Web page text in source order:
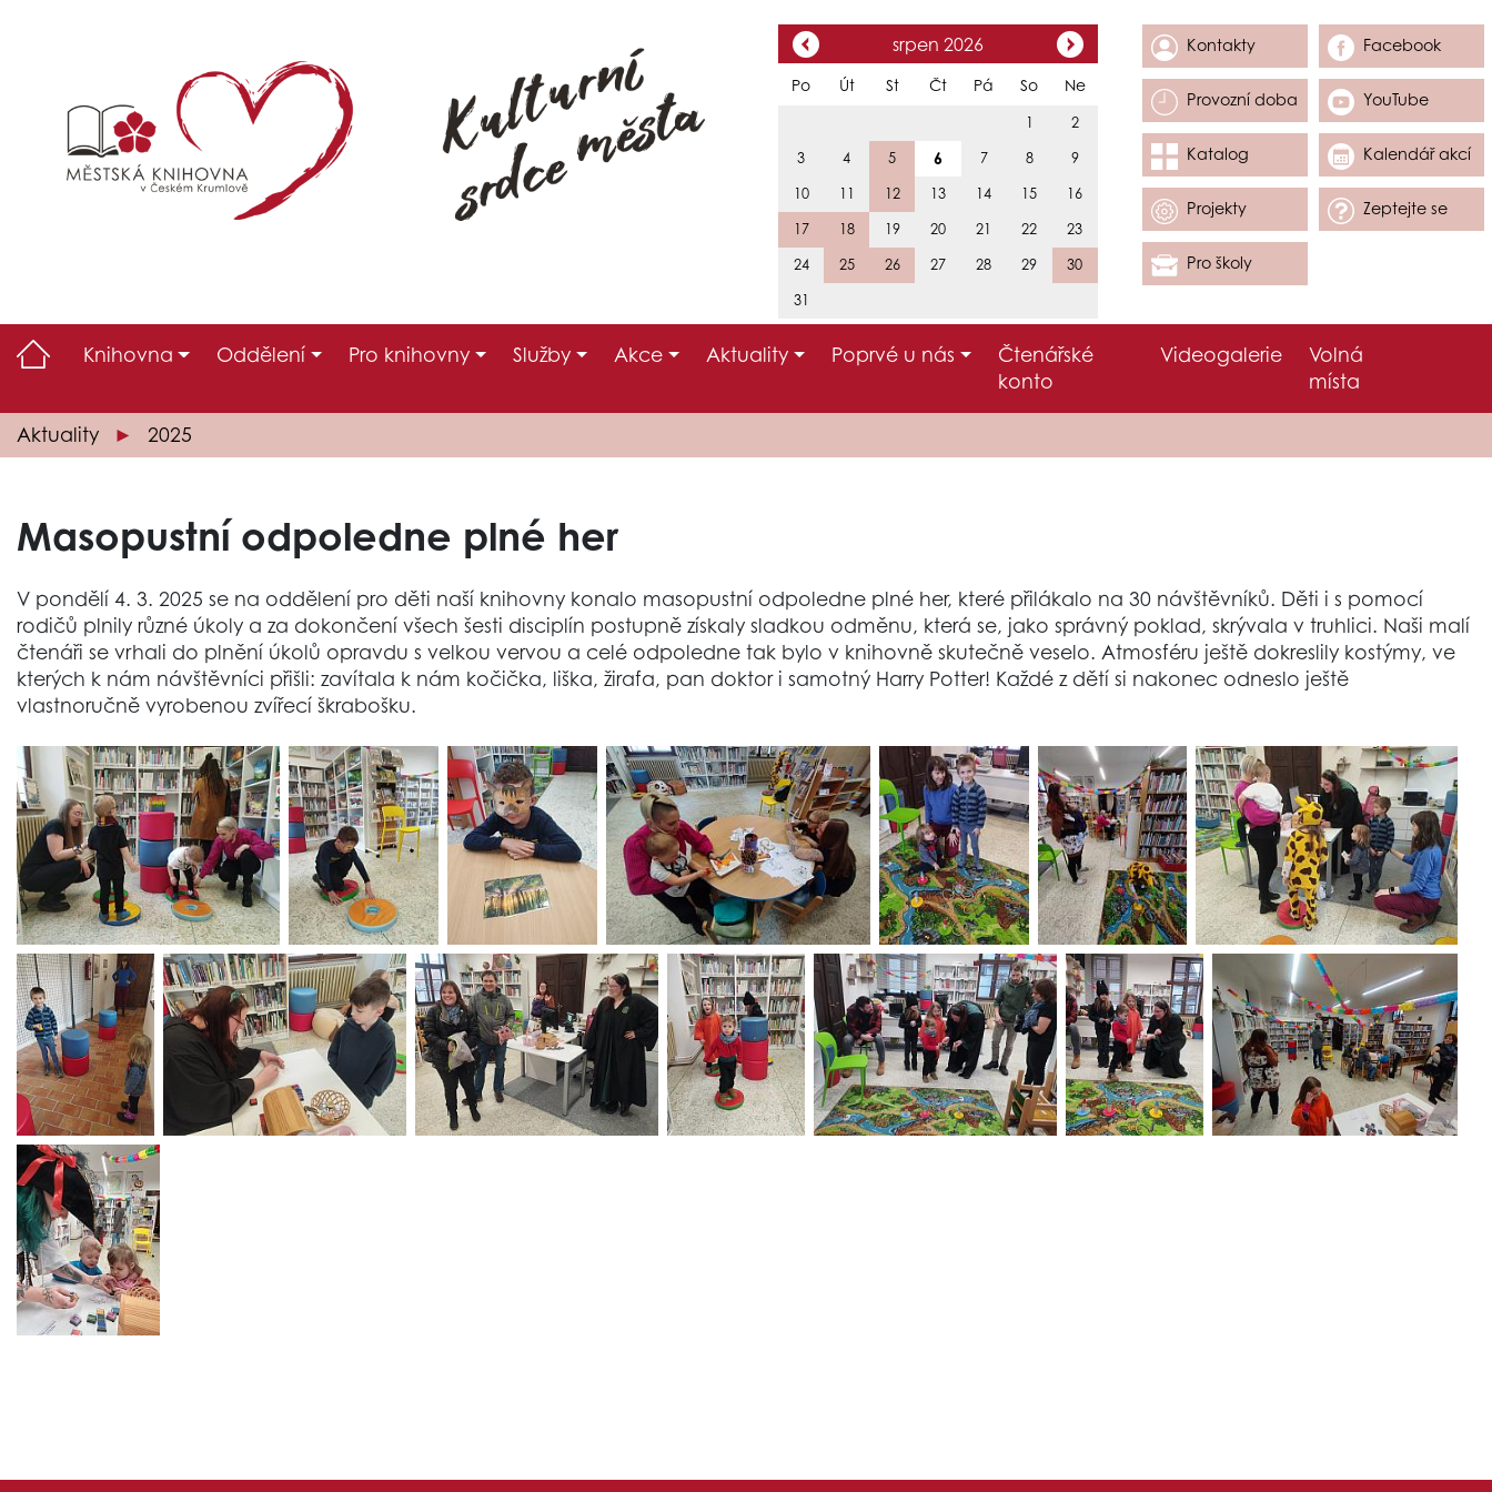
srpen 2026
Po Út St Čt Pá So Ne
1 2
3 4 5 6 7 8 9
10 11 12 13 14 15 16
17 18 19 20 21 22 23
24 25 26 27 28 29 30
31
Kontakty Facebook
Provozní doba YouTube
Katalog Kalendář akcí
Projekty Zeptejte se
Pro školy
Knihovna Oddělení Pro knihovny Služby Akce Aktuality Poprvé u nás
Čtenářské
konto
Videogalerie
Volná
místa
Aktuality 2025
Masopustní odpoledne plné her
V pondělí 4. 3. 2025 se na oddělení pro děti naší knihovny konalo masopustní odpoledne plné her, které přilákalo na 30 návštěvníků. Děti i s pomocí
rodičů plnily různé úkoly a za dokončení všech šesti disciplín postupně získaly sladkou odměnu, která se, jako správný poklad, skrývala v truhlici. Naši malí
čtenáři se vrhali do plnění úkolů opravdu s velkou vervou a celé odpoledne tak bylo v knihovně skutečně veselo. Atmosféru ještě dokreslily kostýmy, ve
kterých k nám návštěvníci přišli: zavítala k nám kočička, liška, žirafa, pan doktor i samotný Harry Potter! Každé z dětí si nakonec odneslo ještě
vlastnoručně vyrobenou zvířecí škrabošku.